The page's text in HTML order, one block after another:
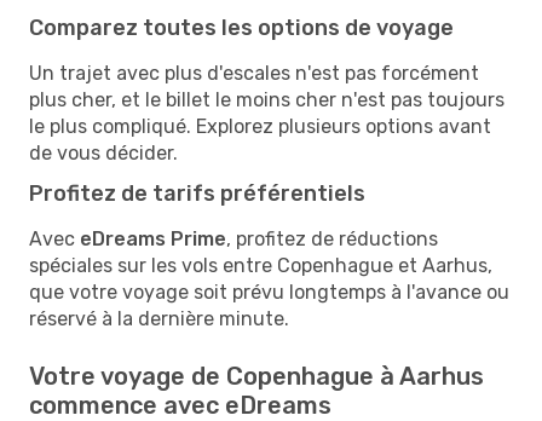
Comparez toutes les options de voyage
Un trajet avec plus d'escales n'est pas forcément
plus cher, et le billet le moins cher n'est pas toujours
le plus compliqué. Explorez plusieurs options avant
de vous décider.
Profitez de tarifs préférentiels
Avec eDreams Prime, profitez de réductions
spéciales sur les vols entre Copenhague et Aarhus,
que votre voyage soit prévu longtemps à l'avance ou
réservé à la dernière minute.
Votre voyage de Copenhague à Aarhus
commence avec eDreams